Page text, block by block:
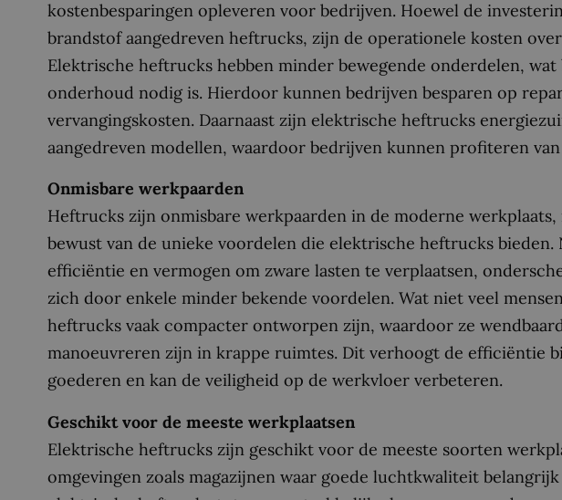
kostenbesparingen opleveren voor bedrijven. Hoewel de
brandstof aangedreven heftrucks, zijn de operationele kosten
Elektrische heftrucks hebben minder bewegende onderdelen,
onderhoud nodig is. Hierdoor kunnen bedrijven besparen op
vervangingskosten. Daarnaast zijn elektrische heftrucks
aangedreven modellen, waardoor bedrijven kunnen profiteren
Onmisbare werkpaarden
Heftrucks zijn onmisbare werkpaarden in de moderne
bewust van de unieke voordelen die elektrische heftrucks bieden.
efficiëntie en vermogen om zware lasten te verplaatsen,
zich door enkele minder bekende voordelen. Wat niet veel
heftrucks vaak compacter ontworpen zijn, waardoor ze
manoeuvreren zijn in krappe ruimtes. Dit verhoogt de efficiëntie
goederen en kan de veiligheid op de werkvloer verbeteren.
Geschikt voor de meeste werkplaatsen
Elektrische heftrucks zijn geschikt voor de meeste soorten
omgevingen zoals magazijnen waar goede luchtkwaliteit